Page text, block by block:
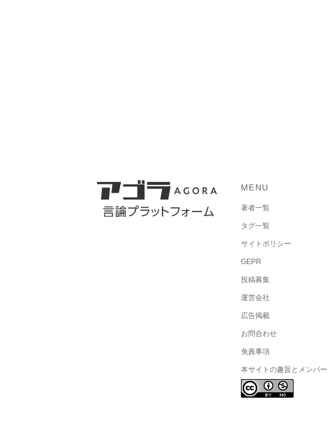
MENU
著者一覧
タグ一覧
サイトポリシー
GEPR
投稿募集
運営会社
広告掲載
お問合わせ
免責事項
本サイトの趣旨とメンバー